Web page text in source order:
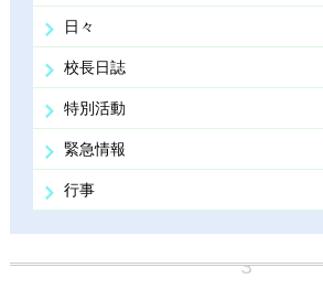
日々
校長日誌
特別活動
緊急情報
行事